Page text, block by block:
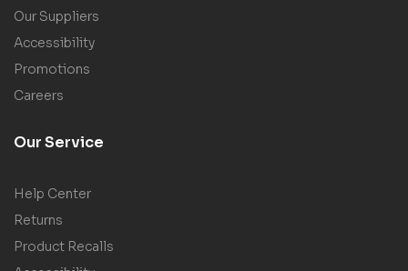
Our Suppliers
Accessibility
Promotions
Careers
Our Service
Help Center
Returns
Product Recalls